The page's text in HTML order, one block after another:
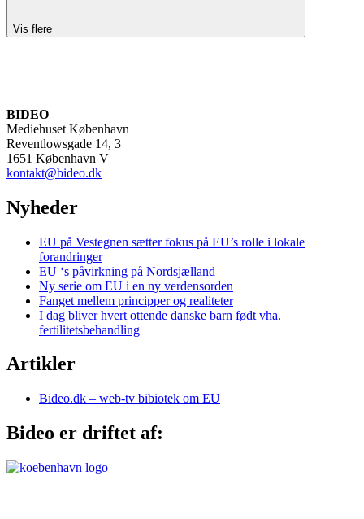
Vis flere
BIDEO
Mediehuset København
Reventlowsgade 14, 3
1651 København V
kontakt@bideo.dk
Nyheder
EU på Vestegnen sætter fokus på EU’s rolle i lokale
forandringer
EU ‘s påvirkning på Nordsjælland
Ny serie om EU i en ny verdensorden
Fanget mellem principper og realiteter
I dag bliver hvert ottende danske barn født vha.
fertilitetsbehandling
Artikler
Bideo.dk – web-tv bibiotek om EU
Bideo er driftet af: